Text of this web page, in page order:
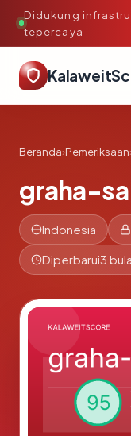
Didukung
tepercaya
Beranda›Pemeriksaan
graha-
Indonesia
Diperbarui3